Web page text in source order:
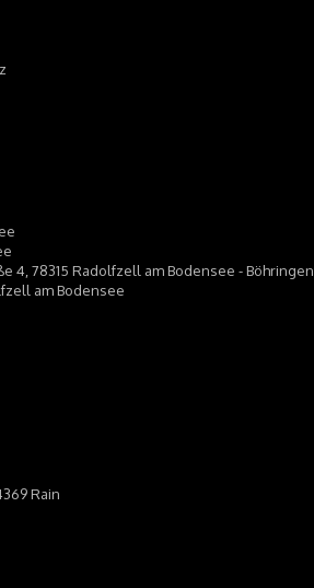
4, 78315 Radolfzell am Bodensee - Böhringen
am Bodensee
Rain